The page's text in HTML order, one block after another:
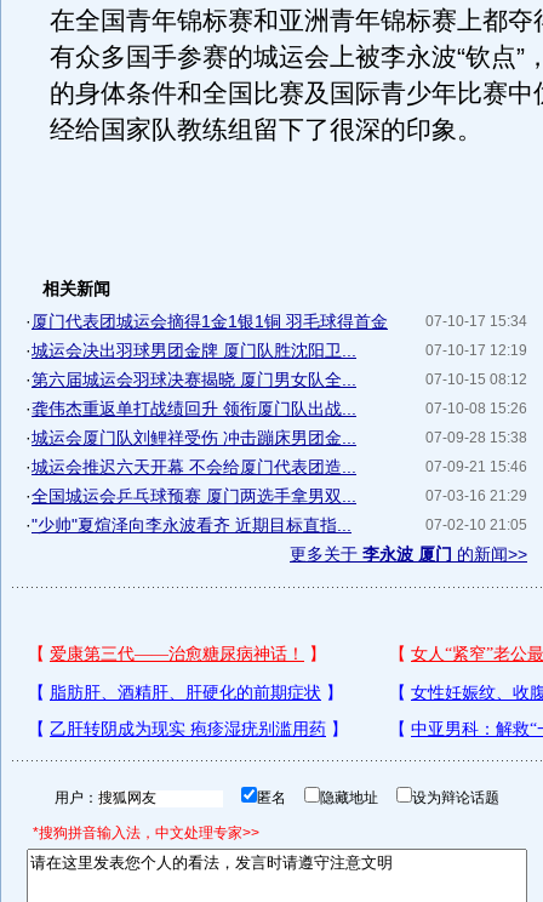
在全国青年锦标赛和亚洲青年锦标赛上都夺
有众多国手参赛的城运会上被李永波“钦点”
的身体条件和全国比赛及国际青少年比赛中
经给国家队教练组留下了很深的印象。
相关新闻
07-10-17 15:34
· 厦门代表团城运会摘得1金1银1铜 羽毛球得首金
07-10-17 12:19
·城运会决出羽球男团金牌 厦门队胜沈阳卫...
07-10-15 08:12
·第六届城运会羽球决赛揭晓 厦门男女队全...
07-10-08 15:26
·龚伟杰重返单打战绩回升 领衔厦门队出战...
07-09-28 15:38
·城运会厦门队刘鲤祥受伤 冲击蹦床男团金...
07-09-21 15:46
·城运会推迟六天开幕 不会给厦门代表团造...
07-03-16 21:29
·全国城运会乒乓球预赛 厦门两选手拿男双...
07-02-10 21:05
·"少帅"夏煊泽向李永波看齐 近期目标直指...
更多关于 李永波 厦门 的新闻>>
用户： 匿名 隐藏地址 设为辩论话题
*搜狗拼音输入法，中文处理专家>>